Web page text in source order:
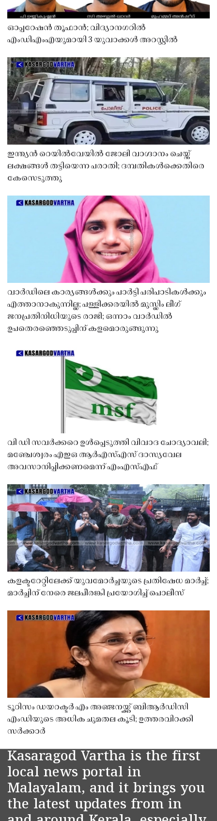
ഓപ്പറേഷൻ തൂഫാൻ; വിദ്യാനഗറിൽ
എംഡിഎംഎയുമായി 3 യുവാക്കൾ അറസ്റ്റിൽ
ഇന്ത്യൻ റെയിൽവേയിൽ ജോലി വാഗ്ദാനം ചെയ്ത്
ലക്ഷങ്ങൾ തട്ടിയെന്ന പരാതി; ദമ്പതികൾക്കെതിരെ
കേസെടുത്തു
വാർഡിലെ കാര്യങ്ങൾക്കും പാർട്ടി പരിപാടികൾക്കും
എത്താനാകുന്നില്ല; പള്ളിക്കരയിൽ മുസ്ലിം ലീഗ്
ജനപ്രതിനിധിയുടെ രാജി; ഒന്നാം വാർഡിൽ
ഉപതെരഞ്ഞെടുപ്പിന് കളമൊരുങ്ങുന്നു
വി ഡി സവർക്കറെ ഉൾപ്പെടുത്തി വിവാദ ചോദ്യാവലി;
മഞ്ചേശ്വരം എഇഒ ആർഎസ്എസ് ദാസ്യവേല
അവസാനിപ്പിക്കണമെന്ന് എംഎസ്എഫ്
കളക്ടറേറ്റിലേക്ക് യുവമോർച്ചയുടെ പ്രതിഷേധ മാർച്ച്;
മാർച്ചിന് നേരെ ജലപീരങ്കി പ്രയോഗിച്ച് പൊലീസ്
ടൂറിസം ഡയറക്ടർ എം അഞ്ജനയ്ക്ക് ബിആർഡിസി
എംഡിയുടെ അധിക ചുമതല കൂടി; ഉത്തരവിറക്കി
സർക്കാർ
Kasaragod Vartha is the first
local news portal in
Malayalam, and it brings you
the latest updates from in